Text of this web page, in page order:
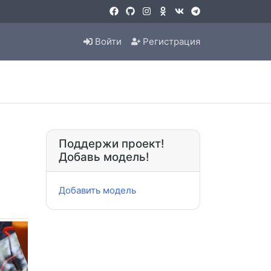
Войти Регистрация
Поддержи проект!
Добавь модель!
Добавить модель